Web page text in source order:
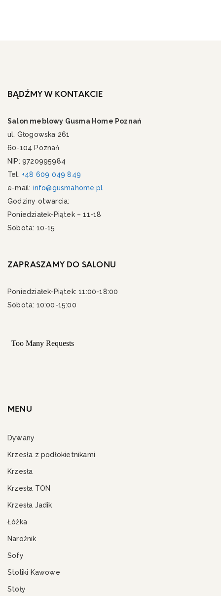
BĄDŹMY W KONTAKCIE
Salon meblowy Gusma Home Poznań
ul. Głogowska 261
60-104 Poznań
NIP: 9720995984
Tel. +48 609 049 849
e-mail: info@gusmahome.pl
Godziny otwarcia:
Poniedziałek-Piątek – 11-18
Sobota: 10-15
ZAPRASZAMY DO SALONU
Poniedziałek-Piątek: 11:00-18:00
Sobota: 10:00-15:00
MENU
Dywany
Krzesła z podłokietnikami
Krzesła
Krzesła TON
Krzesła Jadik
Łóżka
Narożnik
Sofy
Stoliki Kawowe
Stoły